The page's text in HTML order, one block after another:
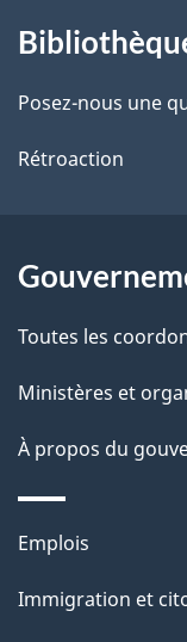
i
l
s
e
p
a
propos
de
ce
Posez-nous une
Rétroaction
Toutes les
Ministères et
À propos du
Thèmes
sujets
Emplois
Immigration et